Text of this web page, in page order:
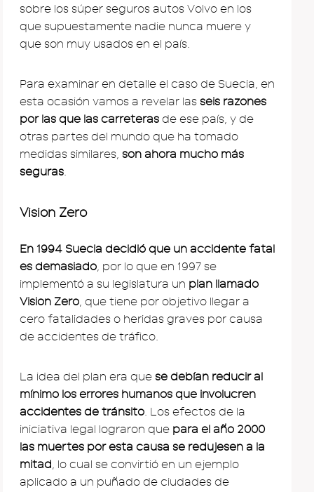
sobre los súper seguros autos Volvo en los
que supuestamente nadie nunca muere y
que son muy usados en el país.
Para examinar en detalle el caso de Suecia, en
esta ocasión vamos a revelar las seis razones
por las que las carreteras de ese país, y de
otras partes del mundo que ha tomado
medidas similares, son ahora mucho más
seguras.
Vision Zero
En 1994 Suecia decidió que un accidente fatal
es demasiado, por lo que en 1997 se
implementó a su legislatura un plan llamado
Vision Zero, que tiene por objetivo llegar a
cero fatalidades o heridas graves por causa
de accidentes de tráfico.
La idea del plan era que se debían reducir al
mínimo los errores humanos que involucren
accidentes de tránsito. Los efectos de la
iniciativa legal lograron que para el año 2000
las muertes por esta causa se redujesen a la
mitad, lo cual se convirtió en un ejemplo
aplicado a un puñado de ciudades de